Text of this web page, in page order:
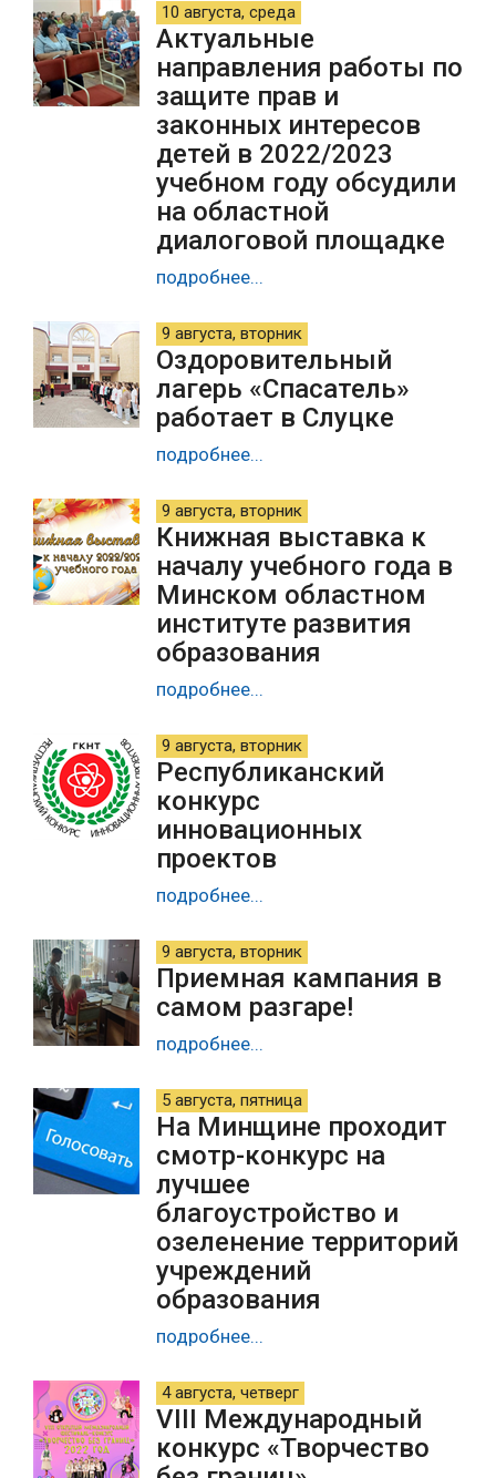
10 августа, среда
Актуальные
направления работы по
защите прав и
законных интересов
детей в 2022/2023
учебном году обсудили
на областной
диалоговой площадке
подробнее...
9 августа, вторник
Оздоровительный
лагерь «Спасатель»
работает в Слуцке
подробнее...
9 августа, вторник
Книжная выставка к
началу учебного года в
Минском областном
институте развития
образования
подробнее...
9 августа, вторник
Республиканский
конкурс
инновационных
проектов
подробнее...
9 августа, вторник
Приемная кампания в
самом разгаре!
подробнее...
5 августа, пятница
На Минщине проходит
смотр-конкурс на
лучшее
благоустройство и
озеленение территорий
учреждений
образования
подробнее...
4 августа, четверг
VIII Международный
конкурс «Творчество